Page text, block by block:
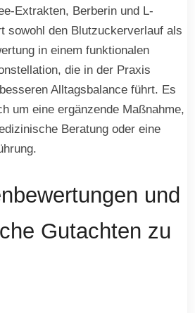
Extrakten, Berberin und L-
sowohl den Blutzuckerverlauf als
in einem funktionalen
die in der Praxis
Alltagsbalance führt. Es
um eine ergänzende Maßnahme,
Beratung oder eine
und
Gutachten zu